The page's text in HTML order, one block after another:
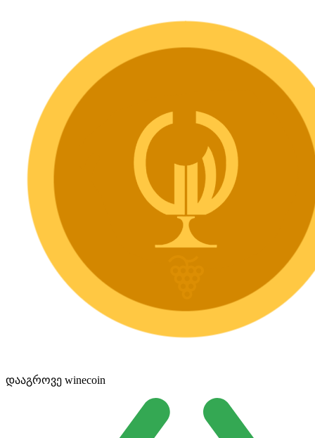
დააგროვე winecoin